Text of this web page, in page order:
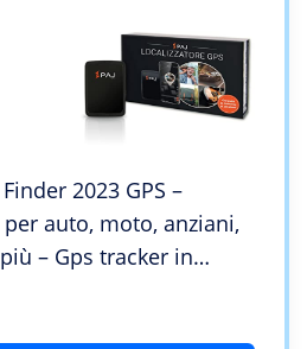
2023 GPS –
auto, moto, anziani,
– Gps tracker in
per auto – Marca